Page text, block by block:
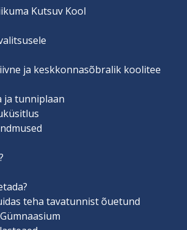
Kutsuv Kool
ja keskkonnasõbralik koolitee
ja tunniplaan
teha tavatunnist õuetund